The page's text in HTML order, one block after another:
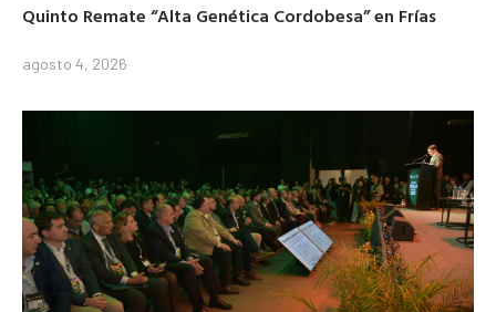
Quinto Remate “Alta Genética Cordobesa” en Frías
agosto 4, 2026